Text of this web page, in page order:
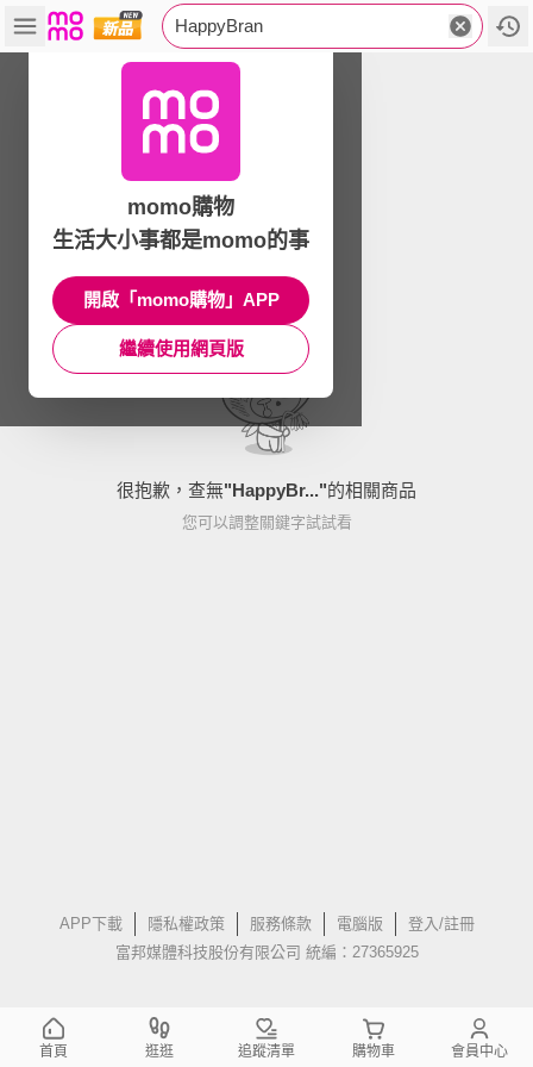
HappyBran
很抱歉，查無"HappyBr..."的相關商品
您可以調整關鍵字試試看
APP下載 隱私權政策 服務條款 電腦版
登入/註冊
富邦媒體科技股份有限公司 統編：27365925
momo購物
生活大小事都是momo的事
開啟「momo購物」APP
繼續使用網頁版
首頁 逛逛 追蹤清單 購物車 會員中心